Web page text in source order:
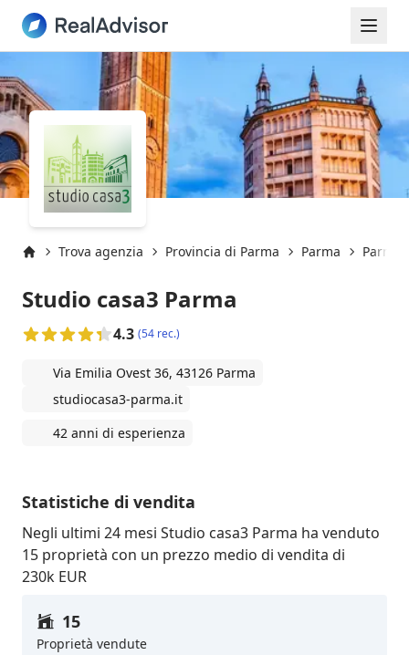
Trova agenzia Provincia di Parma Parma Parma
Studio casa3 Parma
4.3 (54 rec.)
Via Emilia Ovest 36, 43126 Parma
studiocasa3-parma.it
42 anni di esperienza
Statistiche di vendita
Negli ultimi 24 mesi Studio casa3 Parma ha venduto
15 proprietà con un prezzo medio di vendita di
230k EUR
15
Proprietà vendute